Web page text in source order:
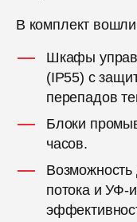
В комплект
Шкафы
(IP55) с
перепадов
Блоки
часов.
потока и УФ-